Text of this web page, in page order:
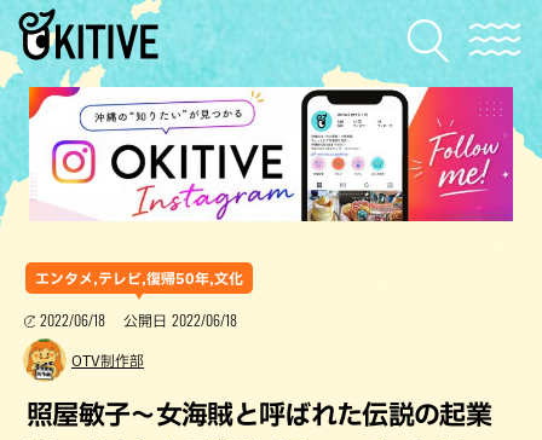
エンタメ,テレビ,復帰50年,文化
2022/06/18 公開日 2022/06/18
OTV制作部
照屋敏子～女海賊と呼ばれた伝説の起業